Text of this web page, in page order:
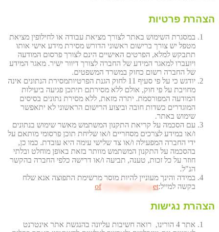
הצהרת פרטיות
במסגרת השימוש באתר לצורך מציאת עבודה או לחילופין מציאת
מטפל יש צורך ברישום ראשוני הדורש מסירת מידע אישי אותו
תתבקש למלא, הפרטים האישיים הינם לצורך פרסום המודעה
ויועברו למאגר המידע של החברה לצורך דיוור ישיר. מאגר המידע
של החברה רשום כחוק במשרד המשפטים.
יודגש כי על פי סעיף 11 לחוק הגנת הפרטיותמסירת הנתונים אינה
מחויבת על פי חוק, אולם ללא מסירתם תיתכן פגיעה ביעילות
המודעה המפורסמת. יתרה מזאת, ללא מסירת נתונים בסיסים
המוגדרים כשדות חובה וביצוע הרישום הראשוני לא יתאפשר
שימוש באתר.
עם הסכמה על קריאת התקנון המשתמש מאשר שימוש בנתונים
ו/או במידע לצרכים מסחריים ו/או שליחת תוכן פרסומי מותאם על
ידי החברה המפעילה ו/או צד שלישי עימה היא עובדת. כמו כן,
בהסכמה על התקנון המשתמש מוותר בזאת באופן מוחלט ובלתי
חוזר על כל זכות, טענה, תביעה ו/או דרישה כלפי החברה בהקשר
הנ"ל.
במידה והינך מעוניין להיות מוסר מרשימת התפוצה אנא שלח
בקשה למייל:
of****@av****.net
הצהרת נגישות
אתר 4 הורינו, רואה חשיבות עליונה בהנגשת אתר אינטרנט